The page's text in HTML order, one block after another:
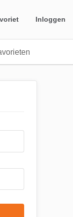
Inloggen